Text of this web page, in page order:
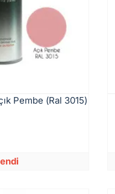
Pembe (Ral 3015)